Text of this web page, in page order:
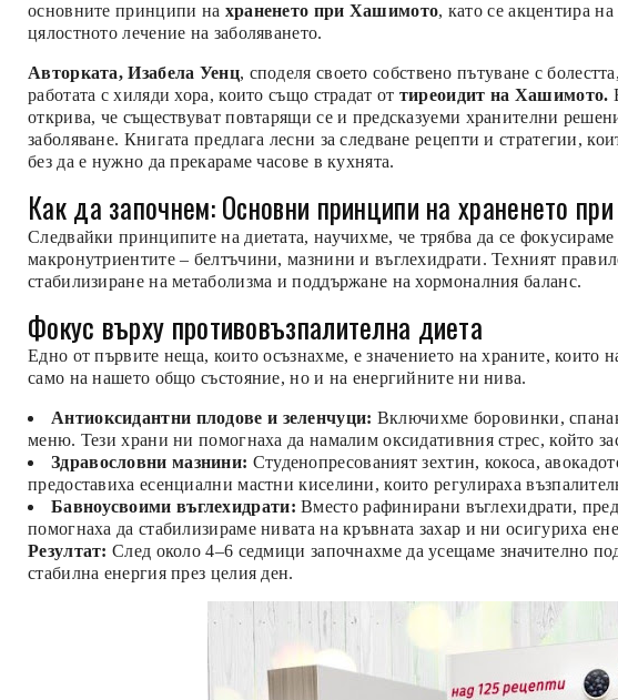
основните принципи на храненето при Хашимото, като се акцентира
цялостното лечение на заболяването.
Авторката, Изабела Уенц, споделя своето собствено пътуване с
работата с хиляди хора, които също страдат от тиреоидит на Хашимото.
открива, че съществуват повтарящи се и предсказуеми хранителни
заболяване. Книгата предлага лесни за следване рецепти и стратегии,
без да е нужно да прекараме часове в кухнята.
Как да започнем: Основни принципи на храненето
Следвайки принципите на диетата, научихме, че трябва да се
макронутриентите – белтъчини, мазнини и въглехидрати. Техният
стабилизиране на метаболизма и поддържане на хормоналния баланс.
Фокус върху противовъзпалителна диета
Едно от първите неща, които осъзнахме, е значението на храните, които
само на нашето общо състояние, но и на енергийните ни нива.
Антиоксидантни плодове и зеленчуци: Включихме боровинки,
меню. Тези храни ни помогнаха да намалим оксидативния стрес, който
Здравословни мазнини: Студенопресованият зехтин, кокоса,
предоставиха есенциални мастни киселини, които регулираха
Бавноусвоими въглехидрати: Вместо рафинирани въглехидрати,
помогнаха да стабилизираме нивата на кръвната захар и ни осигуриха
Резултат: След около 4–6 седмици започнахме да усещаме значително
стабилна енергия през целия ден.